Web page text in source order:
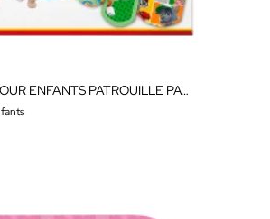
PANSEMENTS POUR ENFANTS PATROUILLE PATTE PATROUILLE CANINE